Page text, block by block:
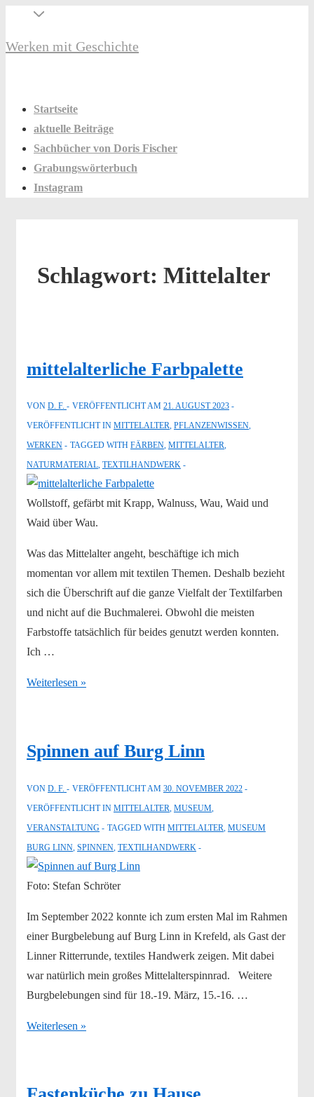
Inhalt
Secondary
Werken mit Geschichte
Startseite
aktuelle Beiträge
Sachbücher von Doris Fischer
Grabungswörterbuch
Instagram
Schlagwort: Mittelalter
mittelalterliche Farbpalette
VON D. F. VERÖFFENTLICHT AM 21. AUGUST 2023
VERÖFFENTLICHT IN MITTELALTER, PFLANZENWISSEN,
WERKEN
TAGGED WITH FÄRBEN, MITTELALTER,
NATURMATERIAL, TEXTILHANDWERK
Wollstoff, gefärbt mit Krapp, Walnuss, Wau, Waid und
Waid über Wau.
Was das Mittelalter angeht, beschäftige ich mich
momentan vor allem mit textilen Themen. Deshalb bezieht
sich die Überschrift auf die ganze Vielfalt der Textilfarben
und nicht auf die Buchmalerei. Obwohl die meisten
Farbstoffe tatsächlich für beides genutzt werden konnten.
Ich …
mittelalterliche
Weiterlesen »
Spinnen auf Burg Linn
VON D. F. VERÖFFENTLICHT AM 30. NOVEMBER 2022
VERÖFFENTLICHT IN MITTELALTER MUSEUM
VERANSTALTUNG
TAGGED WITH MITTELALTER MUSEUM
BURG LINN SPINNEN TEXTILHANDWERK
Foto: Stefan Schröter
Im September 2022 konnte ich zum ersten Mal im Rahmen
einer Burgbelebung auf Burg Linn in Krefeld, als Gast der
Linner Ritterrunde, textiles Handwerk zeigen. Mit dabei
war natürlich mein großes Mittelalterspinnrad. Weitere
Burgbelebungen sind für 18.-19. März, 15.-16. …
Spinnen
Weiterlesen »